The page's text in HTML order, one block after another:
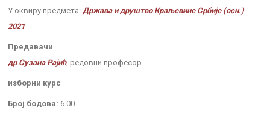
У оквиру предмета: Држава и друштво Краљевине Србије (осн.)
2021
Предавачи
др Сузана Рајић, редовни професор
изборни курс
Број бодова: 6.00